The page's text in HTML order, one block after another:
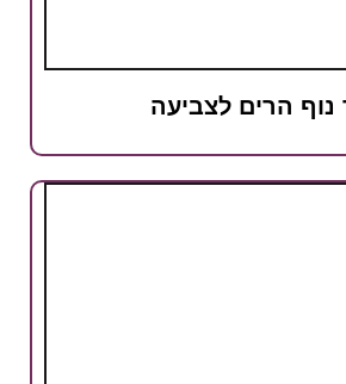
נוף הרים לצביעה